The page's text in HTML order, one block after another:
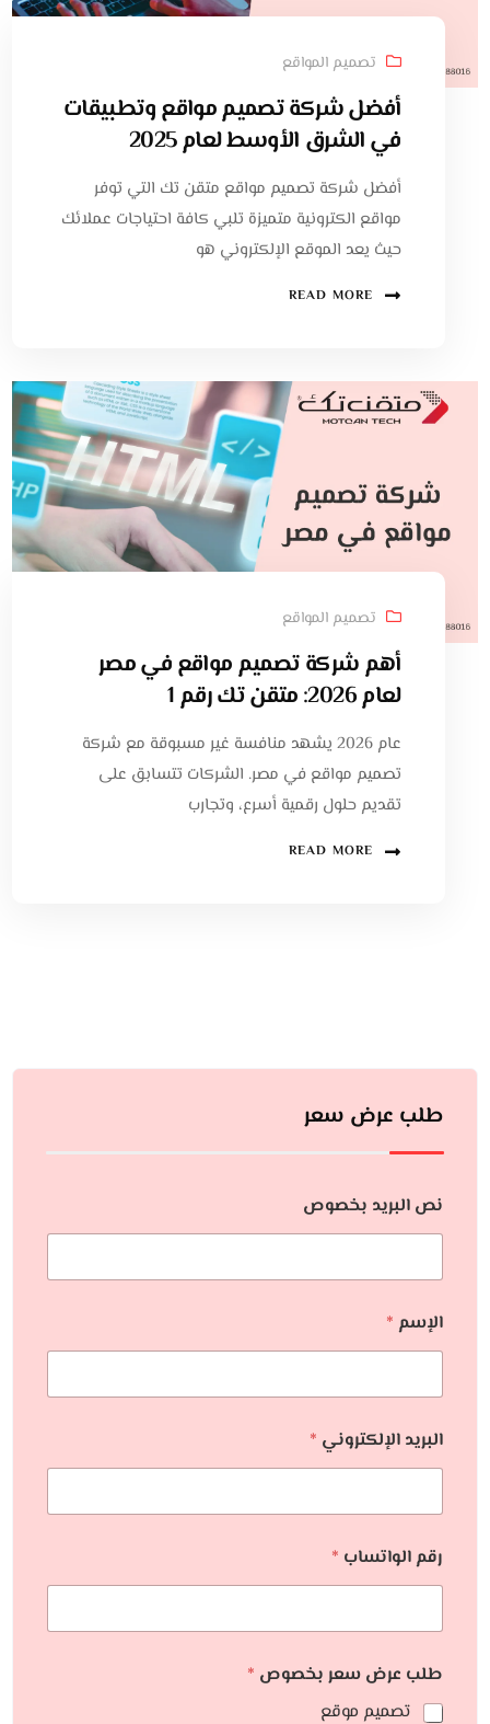
تصميم المواقع
أفضل شركة تصميم مواقع وتطبيقات
في الشرق الأوسط لعام 2025
أفضل شركة تصميم مواقع متقن تك التي توفر
مواقع الكترونية متميزة تلبي كافة احتياجات عملائك
حيث يعد الموقع الإلكتروني هو
READ MORE
تصميم المواقع
أهم شركة تصميم مواقع في مصر
لعام 2026: متقن تك رقم 1
عام 2026 يشهد منافسة غير مسبوقة مع شركة
تصميم مواقع في مصر. الشركات تتسابق على
تقديم حلول رقمية أسرع، وتجارب
READ MORE
طلب عرض سعر
نص البريد بخصوص
الإسم *
البريد الإلكتروني *
رقم الواتساب *
طلب عرض سعر بخصوص *
تصميم موقع